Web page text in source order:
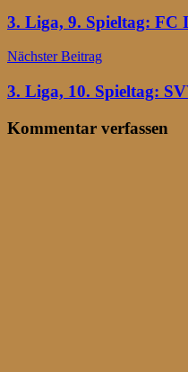
3. Liga, 9. Spieltag: FC
Nächster Beitrag
3. Liga, 10. Spieltag:
Kommentar verfassen